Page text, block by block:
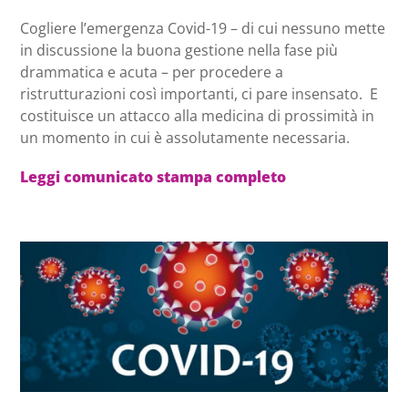
Cogliere l’emergenza Covid-19 – di cui nessuno mette
in discussione la buona gestione nella fase più
drammatica e acuta – per procedere a
ristrutturazioni così importanti, ci pare insensato. E
costituisce un attacco alla medicina di prossimità in
un momento in cui è assolutamente necessaria.
Leggi comunicato stampa completo